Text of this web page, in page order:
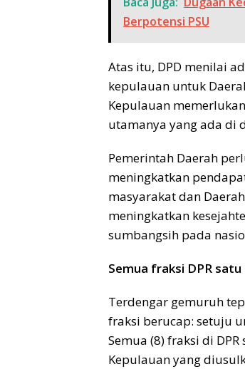
Berpotensi PSU
Atas itu, DPD menilai
kepulauan untuk
Kepulauan
utamanya yang ada di
Pemerintah Daerah
meningkatkan
masyarakat dan
meningkatkan
sumbangsih pada
Semua fraksi DPR
Terdengar gemuruh
fraksi berucap: setuju
Semua (8) fraksi di
Kepulauan yang